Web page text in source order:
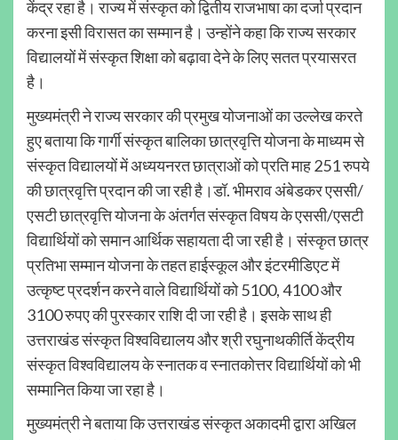
केंद्र रहा है। राज्य में संस्कृत को द्वितीय राजभाषा का दर्जा प्रदान
करना इसी विरासत का सम्मान है। उन्होंने कहा कि राज्य सरकार
विद्यालयों में संस्कृत शिक्षा को बढ़ावा देने के लिए सतत प्रयासरत
है।
मुख्यमंत्री ने राज्य सरकार की प्रमुख योजनाओं का उल्लेख करते
हुए बताया कि गार्गी संस्कृत बालिका छात्रवृत्ति योजना के माध्यम से
संस्कृत विद्यालयों में अध्ययनरत छात्राओं को प्रति माह 251 रुपये
की छात्रवृत्ति प्रदान की जा रही है।डॉ. भीमराव अंबेडकर एससी/
एसटी छात्रवृत्ति योजना के अंतर्गत संस्कृत विषय के एससी/एसटी
विद्यार्थियों को समान आर्थिक सहायता दी जा रही है। संस्कृत छात्र
प्रतिभा सम्मान योजना के तहत हाईस्कूल और इंटरमीडिएट में
उत्कृष्ट प्रदर्शन करने वाले विद्यार्थियों को 5100, 4100 और
3100 रुपए की पुरस्कार राशि दी जा रही है। इसके साथ ही
उत्तराखंड संस्कृत विश्वविद्यालय और श्री रघुनाथकीर्ति केंद्रीय
संस्कृत विश्वविद्यालय के स्नातक व स्नातकोत्तर विद्यार्थियों को भी
सम्मानित किया जा रहा है।
मुख्यमंत्री ने बताया कि उत्तराखंड संस्कृत अकादमी द्वारा अखिल